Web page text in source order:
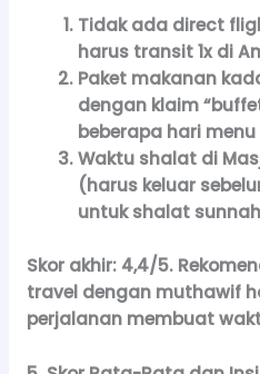
Tidak ada direct
harus transit 1x di
Paket makanan
dengan klaim
beberapa hari
Waktu shalat di
(harus keluar
untuk shalat
Skor akhir:4,4/5.
travel dengan muthawif
perjalanan membuat